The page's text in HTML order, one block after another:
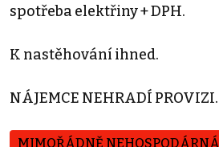
spotřeba elektřiny + DPH.
K nastěhování ihned.
NÁJEMCE NEHRADÍ PROVIZI.
MIMOŘÁDNĚ NEHOSPODÁRNÁ